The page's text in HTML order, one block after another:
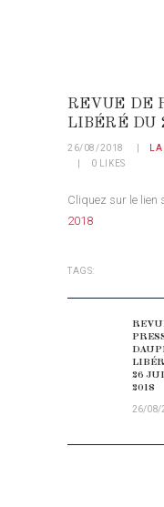
REVUE DE
LIBÉRÉ DU
26/08/2018
0
LIKES
Cliquez sur le lien
2018
TAGS:
26
2018
26/08/